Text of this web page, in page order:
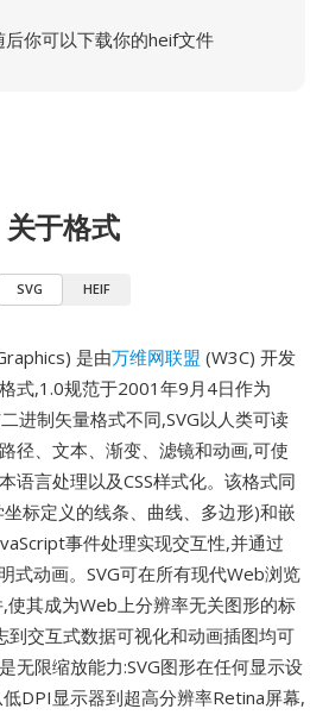
你可以下载你的heif文件
关于格式
SVG HEIF
是由万维网联盟 (W3C) 开发
式,1.0规范于2001年9月4日作为
进制矢量格式不同,SVG以人类可读
径、文本、渐变、滤镜和动画,可使
语言处理以及CSS样式化。该格式同
标定义的线条、曲线、多边形)和嵌
事件处理实现交互性,并通过
式动画。SVG可在所有现代Web浏览
使其成为Web上分辨率无关图形的标
交互式数据可视化和动画插图均可
无限缩放能力:SVG图形在任何显示设
DPI显示器到超高分辨率Retina屏幕,